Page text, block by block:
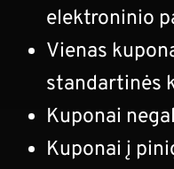
elektroninio
Vienas
standartinės
Kuponai
Kuponai į